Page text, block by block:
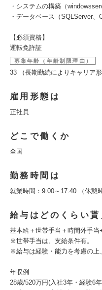
・システムの構築（
・データベース（SQLServer
【必須資格】
運転免許証
募集年齢（年齢制限理由）
33 （長期勤続によりキャリア形
雇用形態は
正社員
どこで働くか
全国
勤務時間は
就業時間：9:00～17:40 （休憩
給与はどのくらい貰
基本給＋世帯手当＋時間外手当
※世帯手当は、支給条件有。
※給与は経験・能力を考慮の上
年収例
28歳/520万円(入社3年・経験6